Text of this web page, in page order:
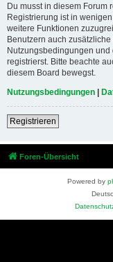
Du musst in diesem Forum
Registrierung ist in
weitere Funktionen
Benutzern auch
Nutzungsbedingungen
registrierst. Bitte beachte
diesem Board bewegst.
Nutzungsbedingungen |
Registrieren
Foren-Übersicht
Powered by